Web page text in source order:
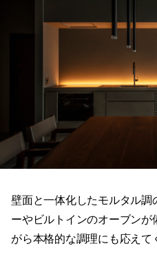
壁面と一体化したモルタル調
ーやビルトインのオーブン
がら本格的な調理にも応えて